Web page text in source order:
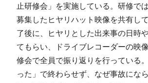
止研修会」を実施している。研修で
募集したヒヤリハット映像を共有し
了後に、ヒヤリとした出来事の日時
てもらい、ドライブレコーダーの映
修会で全員で振り返りを行っている
った」で終わらせず、なぜ事故にな